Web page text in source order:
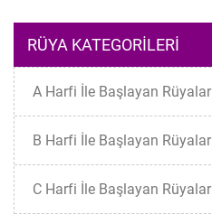
RÜYA KATEGORILERI
A Harfi İle Başlayan Rüyalar
B Harfi İle Başlayan Rüyalar
C Harfi İle Başlayan Rüyalar